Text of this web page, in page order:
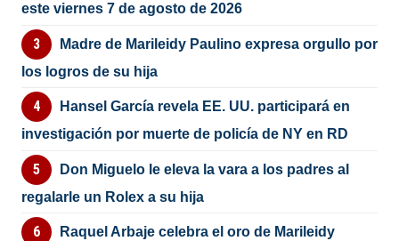
este viernes 7 de agosto de 2026
Madre de Marileidy Paulino expresa orgullo por
los logros de su hija
Hansel García revela EE. UU. participará en
investigación por muerte de policía de NY en RD
Don Miguelo le eleva la vara a los padres al
regalarle un Rolex a su hija
Raquel Arbaje celebra el oro de Marileidy